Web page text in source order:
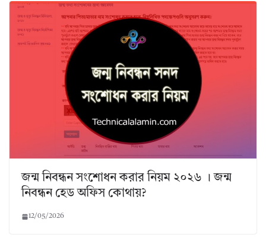
জন্ম নিবন্ধন সংশোধন করার নিয়ম ২০২৬ । জন্ম
নিবন্ধন হেড অফিস কোথায়?
12/05/2026